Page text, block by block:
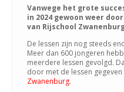
Vanwege het grote
in 2024 gewoon weer
van Rijschool
De lessen zijn nog steeds
Meer dan 600 jongeren
meerdere lessen gevolgd.
door met de lessen gegeven
Zwanenburg.